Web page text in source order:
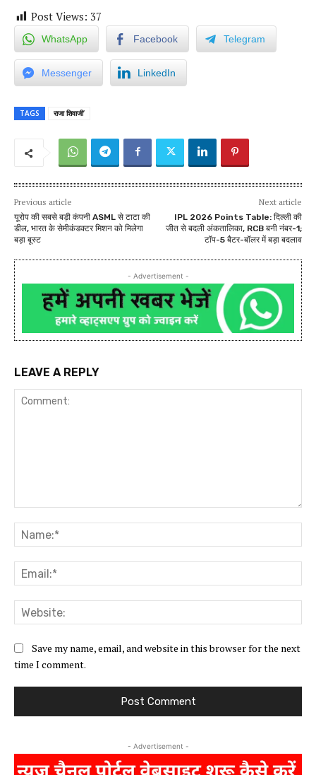
Post Views: 37
WhatsApp Facebook Telegram
Messenger LinkedIn
TAGS राजा शिवाजी’
Previous article
यूरोप की सबसे बड़ी कंपनी ASML से टाटा की
डील, भारत के सेमीकंडक्टर मिशन को मिलेगा
बड़ा बूस्ट
Next article
IPL 2026 Points Table: दिल्ली की
जीत से बदली अंकतालिका, RCB बनी नंबर-1;
टॉप-5 बैटर-बॉलर में बड़ा बदलाव
- Advertisement -
LEAVE A REPLY
Save my name, email, and website in this browser for the next
time I comment.
- Advertisement -